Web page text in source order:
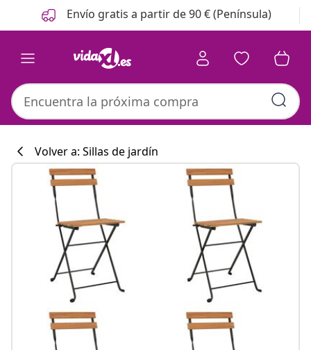
Anterior
Siguiente Envío gratis a partir de 90 € (Península)
#sharemevidaxl
Colección de
Volver a: Sillas de jardín